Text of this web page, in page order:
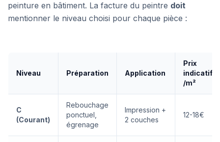
peinture en bâtiment. La facture du peintre doit
mentionner le niveau choisi pour chaque pièce :
Niveau Préparation Application
Prix
indicatif
/m²
C
(Courant)
Rebouchage
ponctuel,
égrenage
Impression +
2 couches
12-18€